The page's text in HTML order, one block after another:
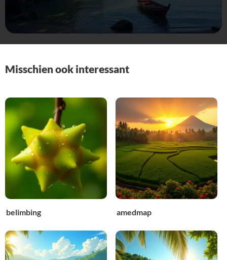
Misschien ook interessant
belimbing amedmap